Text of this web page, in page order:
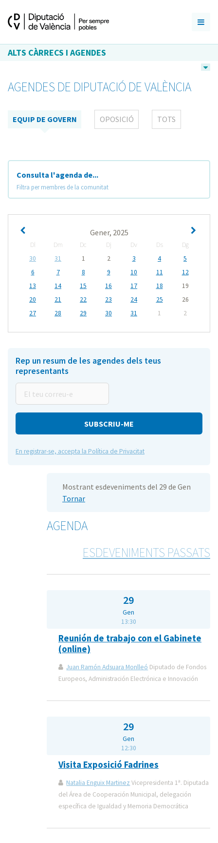
ALTS CÀRRECS I AGENDES
AGENDES DE DIPUTACIÓ DE VALÈNCIA
EQUIP DE GOVERN OPOSICIÓ TOTS
Consulta l'agenda de...
Filtra per membres de la comunitat
Gener, 2025
Dl Dm Dc Dj Dv Ds
Dg
30
31 1 2 3 4
5
6
7 8 9 10 11
12
13
14 15 16 17 18
19
20
21 22 23 24 25
26
27
28 29 30 31 1 2
Rep un resum de les agendes dels teus
representants
teu
correu-
En registrar-se, accepta la Política de Privacitat
Mostrant esdeveniments del 29 de Gen
Tornar
AGENDA
ESDEVENIMENTS PASSATS
29
Gen
13:30
Reunión de trabajo con el Gabinete
(online)
Juan Ramón Adsuara Monlleó Diputado de Fondos
Europeos, Administración Electrónica e Innovación
29
Gen
12:30
Visita Exposició Fadrines
Natalia Enguix Martinez Vicepresidenta 1ª. Diputada
del Área de Cooperación Municipal, delegación
específica de Igualdad y Memoria Democrática